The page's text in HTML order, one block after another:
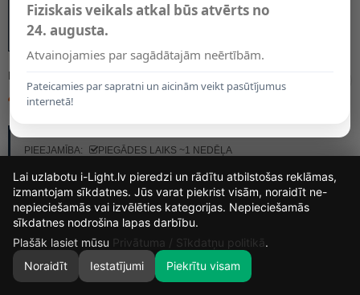
0
MODELIS:
49.75€
PIEEJAMĪBA:
PIEGĀDES LAIKS ~1 NEDĒĻA
Fiziskais veikals atkal būs atvērts no
24. augusta.
Atvainojamies par sagādātajām neērtībām.
Pateicamies par sapratni un aicinām veikt pasūtījumus
internetā!
12
DIENAS
10
STUNDAS
37
MIN.
51
Lai uzlabotu i-Light.lv pieredzi un rādītu atbilstošas reklāmas,
izmantojam sīkdatnes. Jūs varat piekrist visām, noraidīt ne-
nepieciešamās vai izvēlēties kategorijas. Nepieciešamās
sīkdatnes nodrošina lapas darbību.
Plašāk lasiet mūsu Privātuma / Sīkdatņu politikā.
Noraidīt
Iestatījumi Piekrītu visam